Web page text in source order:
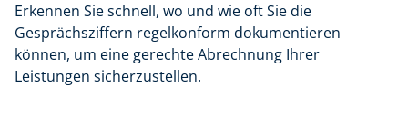
Erkennen Sie schnell, wo und wie oft Sie die
Gesprächsziffern regelkonform dokumentieren
können, um eine gerechte Abrechnung Ihrer
Leistungen sicherzustellen.